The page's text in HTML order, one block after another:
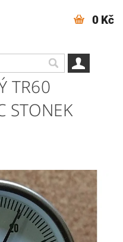
0 Kč
TR60
STONEK